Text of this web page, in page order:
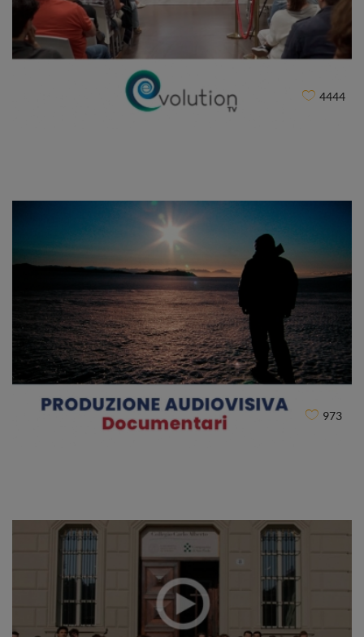
Confcooperative Evento Culturale
4444
Evolution TV (Officine Garibaldi)
CLIENT
973